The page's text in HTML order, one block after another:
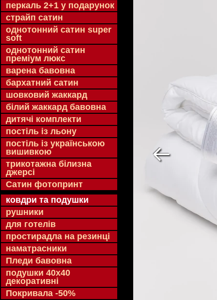
перкаль 2+1 у подарунок
страйп сатин
однотонний сатин super
soft
однотонний сатин
преміум люкс
варена бавовна
бархатний сатин
шовковий жаккард
білий жаккард бавовна
дитячі комплекти
постіль із льону
постіль із українською
вишивкою
трикотажна білизна
джерсі
Сатин фотопринт
ковдри та подушки
рушники
для готелів
простирадла на резинці
наматрасники
Пледи бавовна
подушки 40х40
декоративні
Покривала -50%